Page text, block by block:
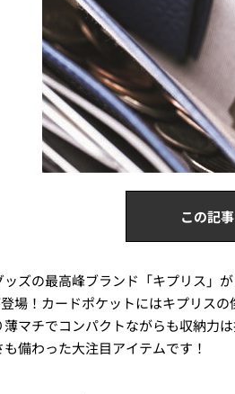
この記
ッズの最高峰ブランド「キプリス」
場！カードポケットにはキプリス
薄マチでコンパクトながらも収納力
備わった大注目アイテムです！